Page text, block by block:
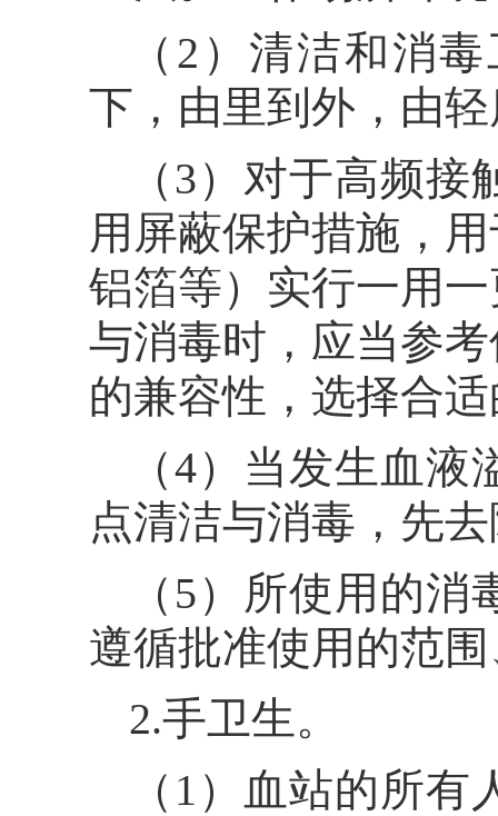
（2）清洁和消
下，由里到外，由
（3）对于高频
用屏蔽保护措施，
铝箔等）实行一用
与消毒时，应当参
的兼容性，选择合
（4）当发生血
点清洁与消毒，先
（5）所使用的
遵循批准使用的范
2.手卫生。
（1）血站的所